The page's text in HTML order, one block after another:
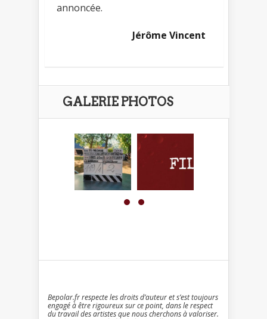
annoncée.
Jérôme Vincent
GALERIE PHOTOS
Bepolar.fr respecte les droits d’auteur et s’est toujours
engagé à être rigoureux sur ce point, dans le respect
du travail des artistes que nous cherchons à valoriser.